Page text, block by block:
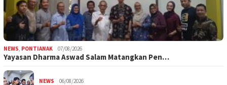
NEWS, PONTIANAK 07/08/2026
Yayasan Dharma Aswad Salam Matangkan Pen…
NEWS 06/08/2026